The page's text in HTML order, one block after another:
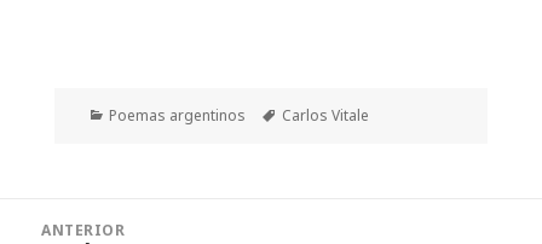
Categorías
Poemas argentinos Etiquetas
Carlos Vitale
ANTERIOR